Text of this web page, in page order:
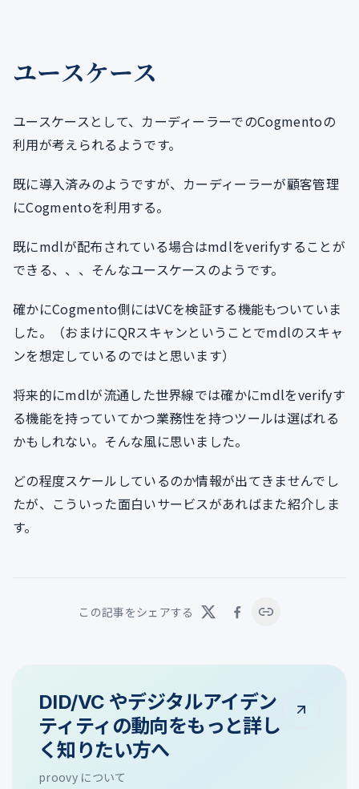
ユースケース
ユースケースとして、カーディーラーでのCogmentoの
利用が考えられるようです。
既に導入済みのようですが、カーディーラーが顧客管理
にCogmentoを利用する。
既にmdlが配布されている場合はmdlをverifyすることが
できる、、、そんなユースケースのようです。
確かにCogmento側にはVCを検証する機能もついていま
した。（おまけにQRスキャンということでmdlのスキャ
ンを想定しているのではと思います）
将来的にmdlが流通した世界線では確かにmdlをverifyす
る機能を持っていてかつ業務性を持つツールは選ばれる
かもしれない。そんな風に思いました。
どの程度スケールしているのか情報が出てきませんでし
たが、こういった面白いサービスがあればまた紹介しま
す。
この記事をシェアする
DID/VC やデジタルアイデン
ティティの動向をもっと詳し
く知りたい方へ
proovy について